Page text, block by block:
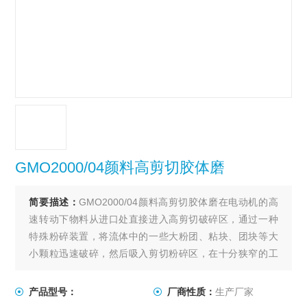
GMO2000/04颜料高剪切胶体磨
简要描述：GMO2000/04颜料高剪切胶体磨在电动机的高
速转动下物料从进口处直接进入高剪切破碎区，通过一种
特殊粉碎装置，将流体中的一些大粉团、粘块、团块等大
小颗粒迅速破碎，然后吸入剪切粉碎区，在十分狭窄的工
强烈摩擦及研磨破碎等。
产品型号： 厂商性质： 生产厂家